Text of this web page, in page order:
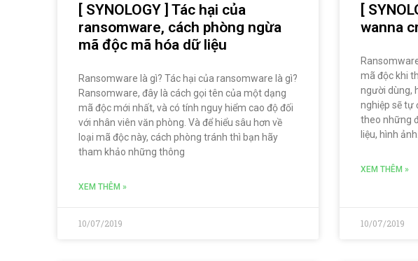
[ SYNOLOGY ] Tác hại của
ransomware, cách phòng ngừa
mã độc mã hóa dữ liệu
Ransomware là gì? Tác hại của ransomware là gì?
Ransomware, đây là cách gọi tên của một dạng
mã độc mới nhất, và có tính nguy hiểm cao độ đối
với nhân viên văn phòng. Và để hiểu sâu hơn về
loại mã độc này, cách phòng tránh thì bạn hãy
tham khảo những thông
XEM THÊM »
10/07/2019
[
wanna
mã độc khi
người dùng,
nghiệp sẽ tự
theo những
liệu, hình
XEM THÊM »
10/07/2019